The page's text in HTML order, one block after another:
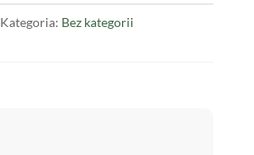
Kategoria: Bez kategorii